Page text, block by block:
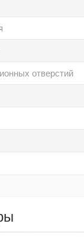
отверстий